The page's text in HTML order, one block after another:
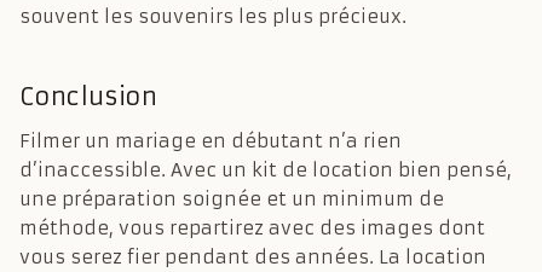
souvent les souvenirs les plus précieux.
Conclusion
Filmer un mariage en débutant n’a rien
d’inaccessible. Avec un kit de location bien pensé,
une préparation soignée et un minimum de
méthode, vous repartirez avec des images dont
vous serez fier pendant des années. La location